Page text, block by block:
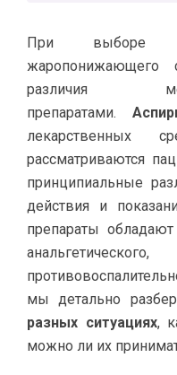
При выборе
жаропонижающего
различия
препаратами.
лекарственных
рассматриваются
принципиальные
действия и
препараты
мы детально
разных ситуациях,
можно ли их